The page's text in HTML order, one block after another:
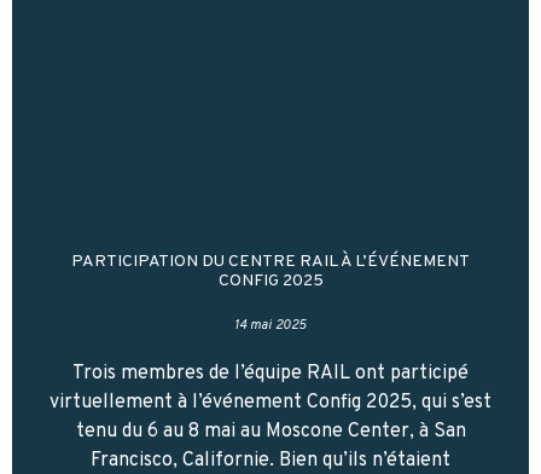
PARTICIPATION DU CENTRE RAIL À L’ÉVÉNEMENT
CONFIG 2025
14 mai 2025
Trois membres de l’équipe RAIL ont participé
virtuellement à l’événement Config 2025, qui s’est
tenu du 6 au 8 mai au Moscone Center, à San
Francisco, Californie. Bien qu’ils n’étaient